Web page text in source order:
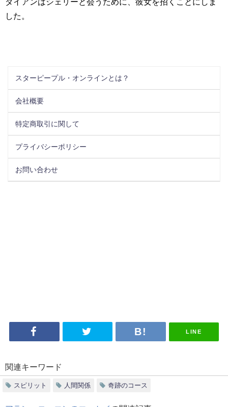
した。
スターピープル・オンラインとは？
会社概要
特定商取引に関して
プライバシーポリシー
お問い合わせ
LINE
関連キーワード
スピリット 人間関係 奇跡のコース